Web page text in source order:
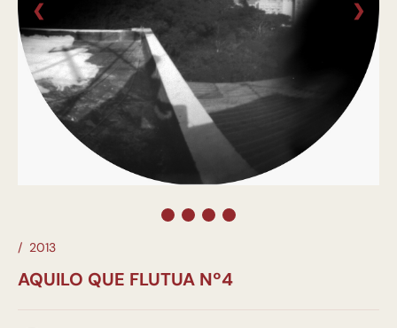
❮ ❯
/ 2013
AQUILO QUE FLUTUA Nº4